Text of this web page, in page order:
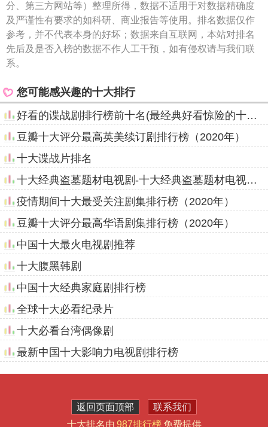
分、第三方网站等）整理所得，数据不适用于对数据精确度
及严谨性有要求的如科研、商业报告等使用。排名数据仅作
参考，并不代表本身的好坏；数据来自互联网，本站对排名
先后及是否入榜的数据不作人工干预，如有侵权请与我们联
系。
您可能感兴趣的十大排行
好看的谍战剧排行榜前十名(最经典好看惊险的十大谍战剧)
豆瓣十大评分最高英美续订剧排行榜（2020年）
十大谍战片排名
十大经典盗墓题材电视剧-十大经典盗墓题材电视剧排行榜
疫情期间十大最受关注剧集排行榜（2020年）
豆瓣十大评分最高华语剧集排行榜（2020年）
中国十大最火电视剧推荐
十大腹黑韩剧
中国十大经典家庭剧排行榜
全球十大必看纪录片
十大必看台湾偶像剧
最新中国十大影响力电视剧排行榜
返回页面顶部
联系我们
十大排名由 987排行榜 免费提供